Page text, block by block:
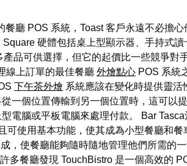
廳 POS 系統，Toast 客戶永遠不必擔
硬體包括桌上型顯示器、手持式
品可供選擇，但它的起價比一些競爭對
線上訂單的最佳餐廳 外燴點心 POS 系統
下午茶外燴 系統應該在變化時提供靈活
一個位置傳輸到另一個位置時，這可以
電腦或平板電腦來處理付款。 Bar
使用基本功能，使其成為小型餐廳和餐
，使餐廳能夠隨時隨地管理他們所需的
多餐廳發現 TouchBistro 是一個高效的